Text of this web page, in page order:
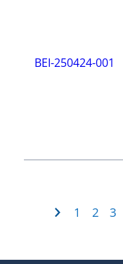
BEI-250424-001
1 2 3